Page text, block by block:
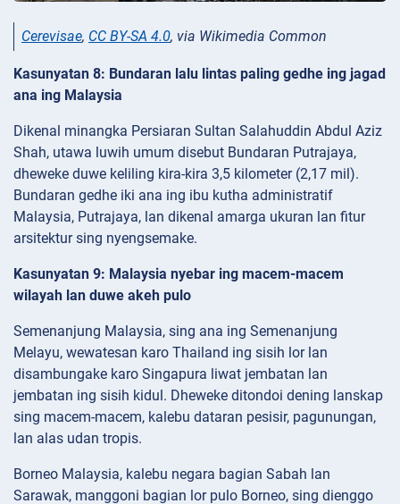
Cerevisae, CC BY-SA 4.0, via Wikimedia Common
Kasunyatan 8: Bundaran lalu lintas paling gedhe ing jagad
ana ing Malaysia
Dikenal minangka Persiaran Sultan Salahuddin Abdul Aziz
Shah, utawa luwih umum disebut Bundaran Putrajaya,
dheweke duwe keliling kira-kira 3,5 kilometer (2,17 mil).
Bundaran gedhe iki ana ing ibu kutha administratif
Malaysia, Putrajaya, lan dikenal amarga ukuran lan fitur
arsitektur sing nyengsemake.
Kasunyatan 9: Malaysia nyebar ing macem-macem
wilayah lan duwe akeh pulo
Semenanjung Malaysia, sing ana ing Semenanjung
Melayu, wewatesan karo Thailand ing sisih lor lan
disambungake karo Singapura liwat jembatan lan
jembatan ing sisih kidul. Dheweke ditondoi dening lanskap
sing macem-macem, kalebu dataran pesisir, pagunungan,
lan alas udan tropis.
Borneo Malaysia, kalebu negara bagian Sabah lan
Sarawak, manggoni bagian lor pulo Borneo, sing dienggo